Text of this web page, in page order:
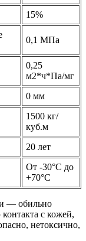
15%
0,1 МПа
0,25
м2*ч*Па/мг
0 мм
1500 кг/
куб.м
20 лет
От -30°C до
+70°C
— обильно
с кожей,
нетоксично,